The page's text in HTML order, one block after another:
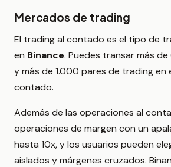
Mercados de trading
El trading al contado es el tipo de
en Binance. Puedes transar más
y más de 1.000 pares de trading en
contado.
Además de las operaciones al
operaciones de margen con un
hasta 10x, y los usuarios pueden
aislados y márgenes cruzados.